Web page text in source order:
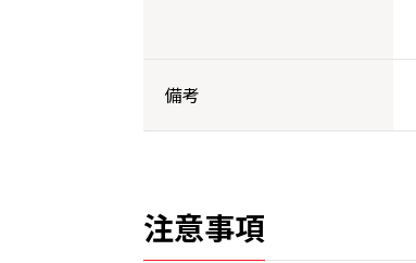
備考
注意事項